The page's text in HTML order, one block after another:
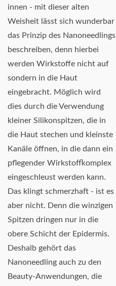
innen - mit dieser alten
Weisheit lässt sich wunderbar
das Prinzip des Nanoneedlings
beschreiben, denn hierbei
werden Wirkstoffe nicht auf
sondern in die Haut
eingebracht. Möglich wird
dies durch die Verwendung
kleiner Silikonspitzen, die in
die Haut stechen und kleinste
Kanäle öffnen, in die dann ein
pflegender Wirkstoffkomplex
eingeschleust werden kann.
Das klingt schmerzhaft - ist es
aber nicht. Denn die winzigen
Spitzen dringen nur in die
obere Schicht der Epidermis.
Deshalb gehört das
Nanoneedling auch zu den
Beauty-Anwendungen, die